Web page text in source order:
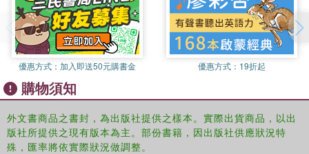
way.
優惠方式： 加入即送50元購書金 優惠方式： 19折起
購物須知
外文書商品之書封，為出版社提供之樣本。實際出貨商品，以出
版社所提供之現有版本為主。部份書籍，因出版社供應狀況特
殊，匯率將依實際狀況做調整。